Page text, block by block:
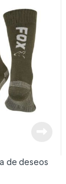
de deseos